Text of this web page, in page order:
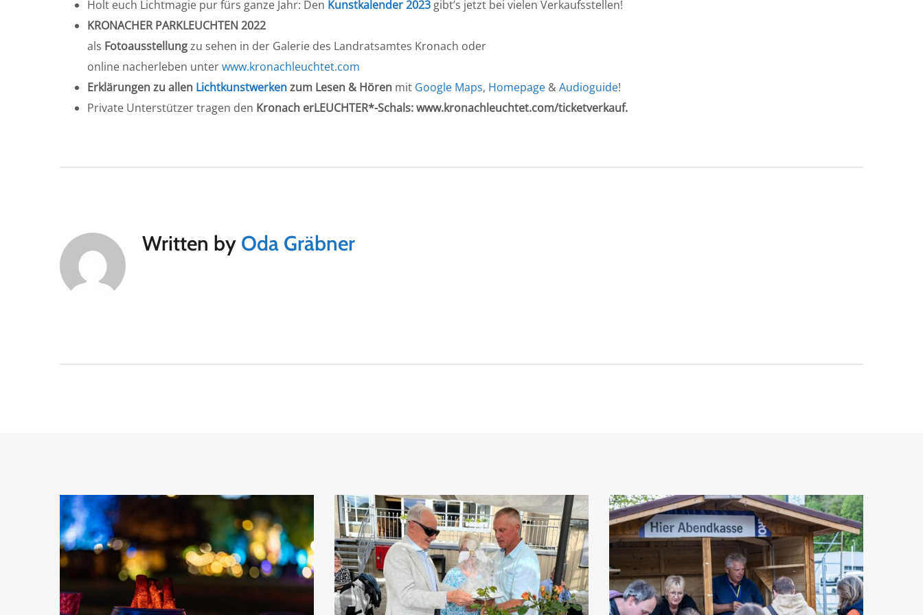
Holt euch Lichtmagie pur fürs ganze Jahr: Den Kunstkalender 2023 gibt’s jetzt bei vielen Verkaufsstellen!
KRONACHER PARKLEUCHTEN 2022
als Fotoausstellungzu sehen in der Galerie des Landratsamtes Kronach oder
online nacherleben unterwww.kronachleuchtet.com
Erklärungen zu allen Lichtkunstwerkenzum Lesen & Hören mit Google Maps, Homepage &Audioguide!
Private Unterstützer tragen den Kronach erLEUCHTER*-Schals: www.kronachleuchtet.com/ticketverkauf.
Written by Oda Gräbner